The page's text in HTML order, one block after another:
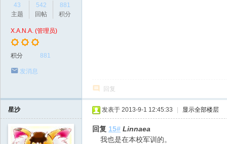
43
主题
542
回帖
881
积分
X.A.N.A. (管理员)
积分 881
发消息
回复
星沙 发表于 2013-9-1 12:45:33 显示全部楼层
回复 15# Linnaea
我也是在本校军训的。